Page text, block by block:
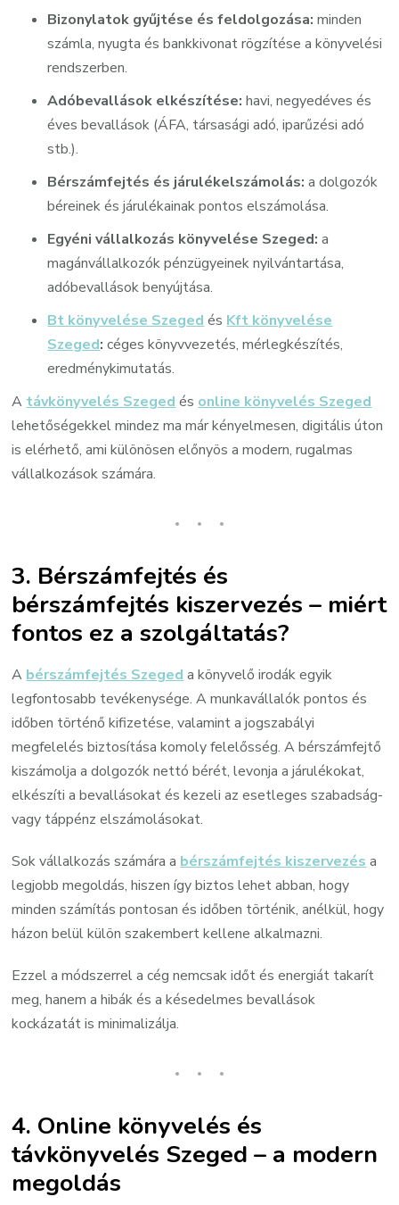
Bizonylatok gyűjtése és feldolgozása: minden
számla, nyugta és bankkivonat rögzítése a könyvelési
rendszerben.
Adóbevallások elkészítése: havi, negyedéves és
éves bevallások (ÁFA, társasági adó, iparűzési adó
stb.).
Bérszámfejtés és járulékelszámolás: a dolgozók
béreinek és járulékainak pontos elszámolása.
Egyéni vállalkozás könyvelése Szeged: a
magánvállalkozók pénzügyeinek nyilvántartása,
adóbevallások benyújtása.
Bt könyvelése Szeged és Kft könyvelése
Szeged: céges könyvvezetés, mérlegkészítés,
eredménykimutatás.
A távkönyvelés Szeged és online könyvelés Szeged
lehetőségekkel mindez ma már kényelmesen, digitális úton
is elérhető, ami különösen előnyös a modern, rugalmas
vállalkozások számára.
3. Bérszámfejtés és
bérszámfejtés kiszervezés – miért
fontos ez a szolgáltatás?
A bérszámfejtés Szeged a könyvelő irodák egyik
legfontosabb tevékenysége. A munkavállalók pontos és
időben történő kifizetése, valamint a jogszabályi
megfelelés biztosítása komoly felelősség. A bérszámfejtő
kiszámolja a dolgozók nettó bérét, levonja a járulékokat,
elkészíti a bevallásokat és kezeli az esetleges szabadság-
vagy táppénz elszámolásokat.
Sok vállalkozás számára a bérszámfejtés kiszervezés a
legjobb megoldás, hiszen így biztos lehet abban, hogy
minden számítás pontosan és időben történik, anélkül, hogy
házon belül külön szakembert kellene alkalmazni.
Ezzel a módszerrel a cég nemcsak időt és energiát takarít
meg, hanem a hibák és a késedelmes bevallások
kockázatát is minimalizálja.
4. Online könyvelés és
távkönyvelés Szeged – a modern
megoldás